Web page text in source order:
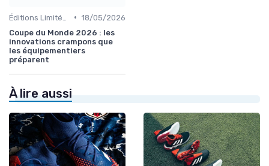
• 18/05/2026
Coupe du Monde 2026 : les
innovations crampons que
les équipementiers
préparent
À lire aussi